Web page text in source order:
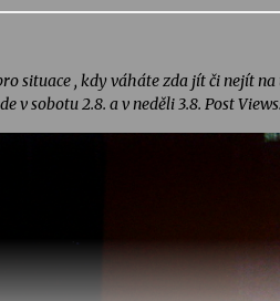
situace , kdy váháte zda jít či nejít
v sobotu 2.8. a v neděli 3.8. Post